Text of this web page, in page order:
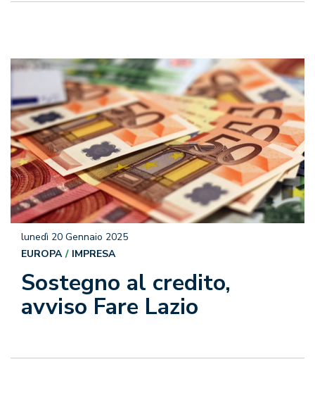
Sostegno al credito,
avviso Fare Lazio
lunedì 20 Gennaio 2025
EUROPA
IMPRESA